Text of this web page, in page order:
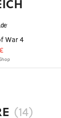
War 4
(14)